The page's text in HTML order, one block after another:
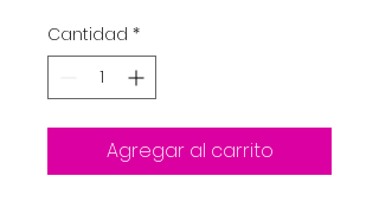
Cantidad *
Agregar al carrito